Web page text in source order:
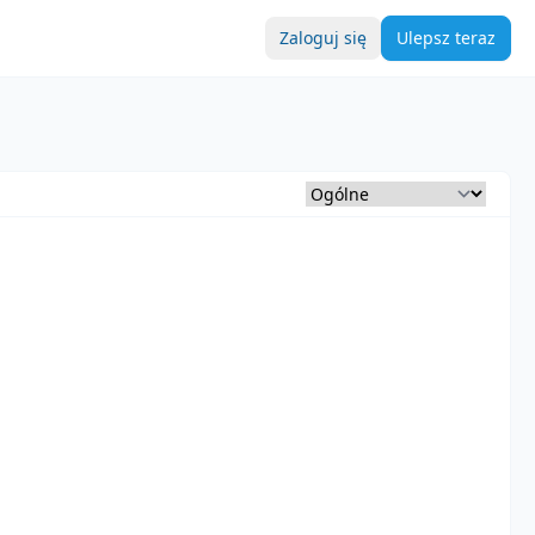
Zaloguj się Ulepsz teraz